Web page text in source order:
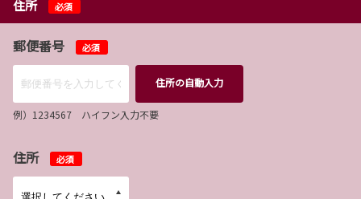
住所 必須
郵便番号 必須
住所の自動入力
例）1234567 ハイフン入力不要
住所 必須